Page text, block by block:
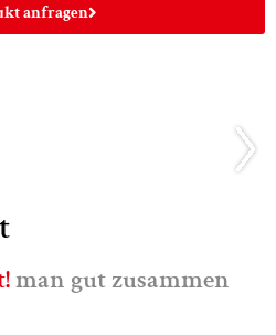
anfragen
man gut zusammen